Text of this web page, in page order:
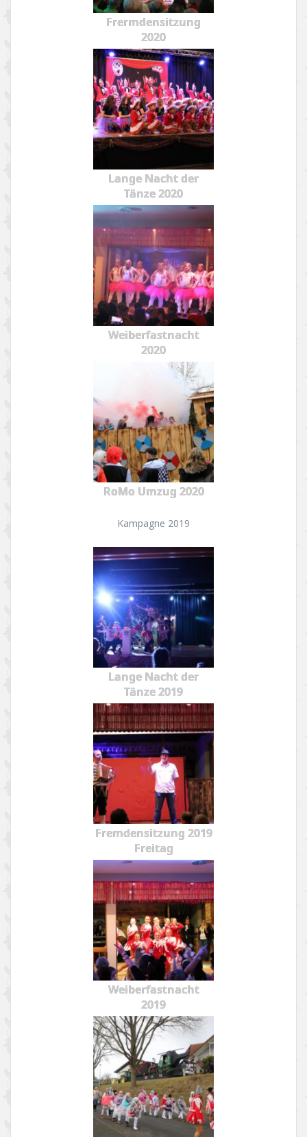
Frermdensitzung
2020
Lange Nacht der
Tänze 2020
Weiberfastnacht
2020
RoMo Umzug 2020
Kampagne 2019
Lange Nacht der
Tänze 2019
Fremdensitzung 2019
Freitag
Weiberfastnacht
2019